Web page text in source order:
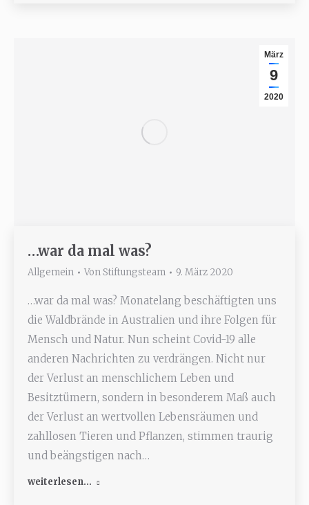
März
9
2020
…war da mal was?
Allgemein Von Stiftungsteam 9. März 2020
…war da mal was? Monatelang beschäftigten uns
die Waldbrände in Australien und ihre Folgen für
Mensch und Natur. Nun scheint Covid-19 alle
anderen Nachrichten zu verdrängen. Nicht nur
der Verlust an menschlichem Leben und
Besitztümern, sondern in besonderem Maß auch
der Verlust an wertvollen Lebensräumen und
zahllosen Tieren und Pflanzen, stimmen traurig
und beängstigen nach…
weiterlesen...